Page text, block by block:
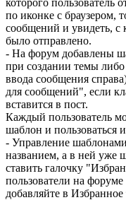
по иконке с браузером,
сообщений и увидеть, с
было отправлено.
- На форум добавлены
при создании темы
ввода сообщения
для сообщений", если
вставится в пост.
Каждый пользователь
шаблон и
- Управление
названием, а в ней уже
ставить галочку
пользователи на
добавляйте в Избранное